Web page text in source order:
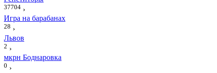
37704 ›
Игра на барабанах
28 ›
Львов
2 ›
мкрн Боднаровка
0 ›